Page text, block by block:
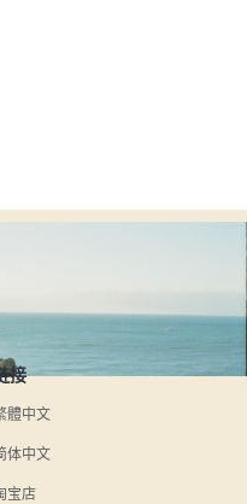
接
體中文
体中文
宝店